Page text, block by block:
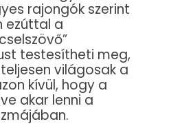
rajongók szerint
ezúttal a
testesítheti meg,
világosak a
kívül, hogy a
akar lenni a